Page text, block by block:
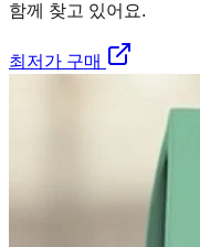
함께 찾고 있어요.
최저가 구매